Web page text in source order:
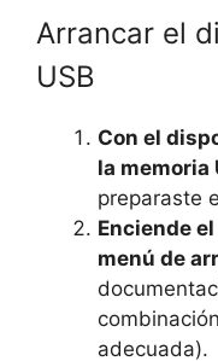
Arrancar el
USB
Con el
la memoria
preparaste
Enciende
menú de
adecuada).